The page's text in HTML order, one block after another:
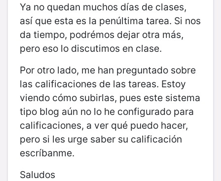
Ya no quedan muchos días de clases,
así que esta es la penúltima tarea. Si nos
da tiempo, podrémos dejar otra más,
pero eso lo discutimos en clase.
Por otro lado, me han preguntado sobre
las calificaciones de las tareas. Estoy
viendo cómo subirlas, pues este sistema
tipo blog aún no lo he configurado para
calificaciones, a ver qué puedo hacer,
pero si les urge saber su calificación
escríbanme.
Saludos